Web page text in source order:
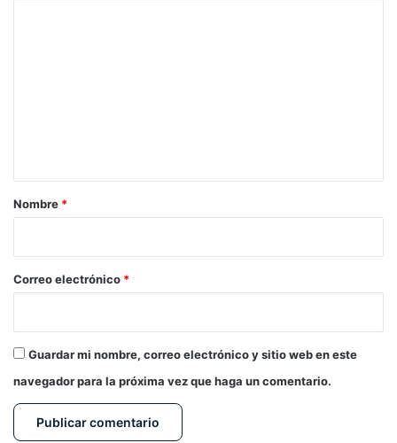
r
*
Nombre *
Correo electrónico *
Guardar mi nombre, correo electrónico y sitio web en este
navegador para la próxima vez que haga un comentario.